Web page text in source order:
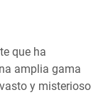
que ha
amplia gama
y misterioso